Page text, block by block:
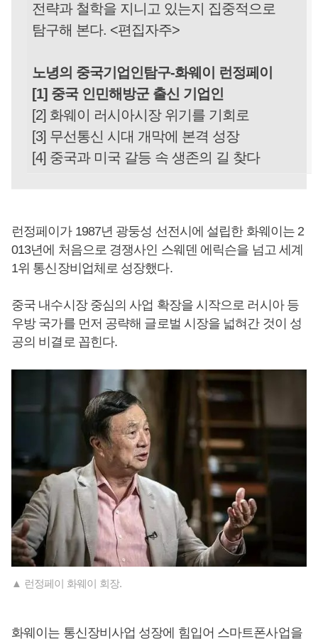
전략과 철학을 지니고 있는지 집중적으로
탐구해 본다. <편집자주>
노녕의 중국기업인탐구-화웨이 런정페이
[1] 중국 인민해방군 출신 기업인
[2] 화웨이 러시아시장 위기를 기회로
[3] 무선통신 시대 개막에 본격 성장
[4] 중국과 미국 갈등 속 생존의 길 찾다
런정페이가 1987년 광둥성 선전시에 설립한 화웨이는 2
013년에 처음으로 경쟁사인 스웨덴 에릭슨을 넘고 세계
1위 통신장비업체로 성장했다.
중국 내수시장 중심의 사업 확장을 시작으로 러시아 등
우방 국가를 먼저 공략해 글로벌 시장을 넓혀간 것이 성
공의 비결로 꼽힌다.
▲ 런정페이 화웨이 회장.
화웨이는 통신장비사업 성장에 힘입어 스마트폰사업을